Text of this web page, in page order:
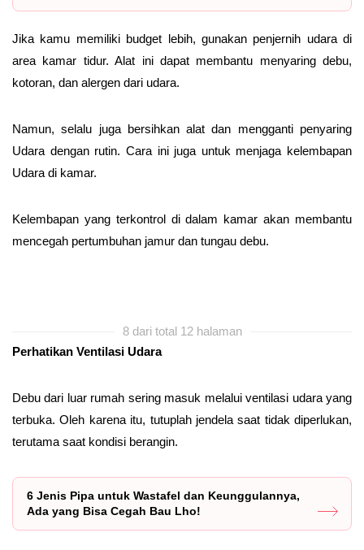
Jika kamu memiliki budget lebih, gunakan penjernih udara di
area kamar tidur. Alat ini dapat membantu menyaring debu,
kotoran, dan alergen dari udara.
Namun, selalu juga bersihkan alat dan mengganti penyaring
Udara dengan rutin. Cara ini juga untuk menjaga kelembapan
Udara di kamar.
Kelembapan yang terkontrol di dalam kamar akan membantu
mencegah pertumbuhan jamur dan tungau debu.
8 dari total 12 halaman
Perhatikan Ventilasi Udara
Debu dari luar rumah sering masuk melalui ventilasi udara yang
terbuka. Oleh karena itu, tutuplah jendela saat tidak diperlukan,
terutama saat kondisi berangin.
6 Jenis Pipa untuk Wastafel dan Keunggulannya,
Ada yang Bisa Cegah Bau Lho!